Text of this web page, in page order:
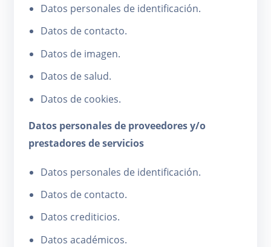
Datos personales de identificación.
Datos de contacto.
Datos de imagen.
Datos de salud.
Datos de cookies.
Datos personales de proveedores y/o
prestadores de servicios
Datos personales de identificación.
Datos de contacto.
Datos crediticios.
Datos académicos.